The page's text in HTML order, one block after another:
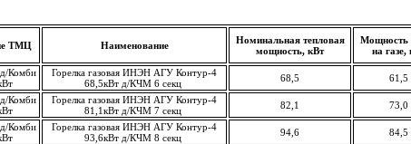
ТМЦ Наименование
Номинальная тепловая
мощность, кВт
Мощность
на газе,
Комби
Горелка газовая ИНЭН АГУ Контур-4
68,5кВт д/КЧМ 6 секц
68,5 61,5
Комби
Горелка газовая ИНЭН АГУ Контур-4
81,1кВт д/КЧМ 7 секц
82,1 73,0
Комби
Горелка газовая ИНЭН АГУ Контур-4
93,6кВт д/КЧМ 8 секц
94,6 84,5